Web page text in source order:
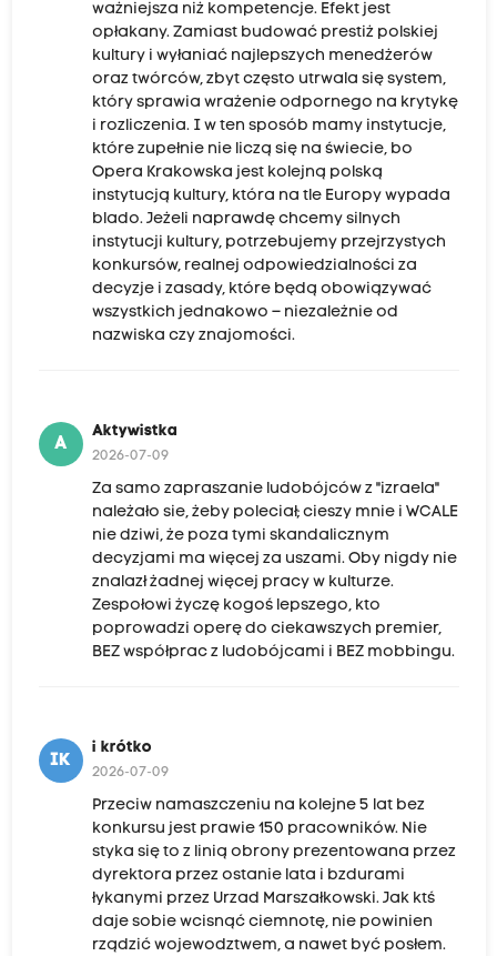
ważniejsza niż kompetencje. Efekt jest
opłakany. Zamiast budować prestiż polskiej
kultury i wyłaniać najlepszych menedżerów
oraz twórców, zbyt często utrwala się system,
który sprawia wrażenie odpornego na krytykę
i rozliczenia. I w ten sposób mamy instytucje,
które zupełnie nie liczą się na świecie, bo
Opera Krakowska jest kolejną polską
instytucją kultury, która na tle Europy wypada
blado. Jeżeli naprawdę chcemy silnych
instytucji kultury, potrzebujemy przejrzystych
konkursów, realnej odpowiedzialności za
decyzje i zasady, które będą obowiązywać
wszystkich jednakowo – niezależnie od
nazwiska czy znajomości.
A
Aktywistka
2026-07-09
Za samo zapraszanie ludobójców z "izraela"
należało sie, żeby poleciał; cieszy mnie i WCALE
nie dziwi, że poza tymi skandalicznym
decyzjami ma więcej za uszami. Oby nigdy nie
znalazł żadnej więcej pracy w kulturze.
Zespołowi życzę kogoś lepszego, kto
poprowadzi operę do ciekawszych premier,
BEZ współprac z ludobójcami i BEZ mobbingu.
IK
i krótko
2026-07-09
Przeciw namaszczeniu na kolejne 5 lat bez
konkursu jest prawie 150 pracowników. Nie
styka się to z linią obrony prezentowana przez
dyrektora przez ostanie lata i bzdurami
łykanymi przez Urzad Marszałkowski. Jak ktś
daje sobie wcisnąć ciemnotę, nie powinien
rządzić wojewodztwem, a nawet być posłem.